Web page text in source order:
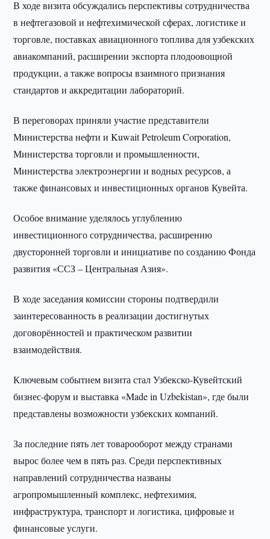
В ходе визита обсуждались перспективы сотрудничества
в нефтегазовой и нефтехимической сферах, логистике и
торговле, поставках авиационного топлива для узбекских
авиакомпаний, расширении экспорта плодоовощной
продукции, а также вопросы взаимного признания
стандартов и аккредитации лабораторий.
В переговорах приняли участие представители
Министерства нефти и Kuwait Petroleum Corporation,
Министерства торговли и промышленности,
Министерства электроэнергии и водных ресурсов, а
также финансовых и инвестиционных органов Кувейта.
Особое внимание уделялось углублению
инвестиционного сотрудничества, расширению
двусторонней торговли и инициативе по созданию Фонда
развития «ССЗ – Центральная Азия».
В ходе заседания комиссии стороны подтвердили
заинтересованность в реализации достигнутых
договорённостей и практическом развитии
взаимодействия.
Ключевым событием визита стал Узбекско-Кувейтский
бизнес-форум и выставка «Made in Uzbekistan», где были
представлены возможности узбекских компаний.
За последние пять лет товарооборот между странами
вырос более чем в пять раз. Среди перспективных
направлений сотрудничества названы
агропромышленный комплекс, нефтехимия,
инфраструктура, транспорт и логистика, цифровые и
финансовые услуги.